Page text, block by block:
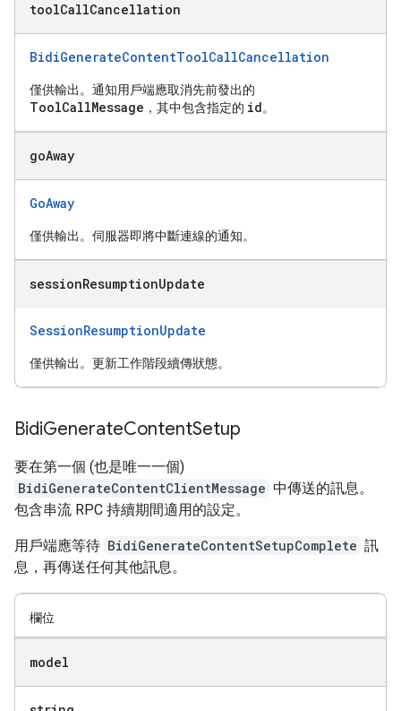
toolCallCancellation
BidiGenerateContentToolCallCancellation
僅供輸出。通知用戶端應取消先前發出的
ToolCallMessage ，其中包含指定的 id。
goAway
GoAway
僅供輸出。伺服器即將中斷連線的通知。
sessionResumptionUpdate
SessionResumptionUpdate
僅供輸出。更新工作階段續傳狀態。
BidiGenerateContentSetup
要在第一個 (也是唯一一個)
BidiGenerateContentClientMessage 中傳送的訊息。
包含串流 RPC 持續期間適用的設定。
用戶端應等待 BidiGenerateContentSetupComplete 訊
息，再傳送任何其他訊息。
欄位
model